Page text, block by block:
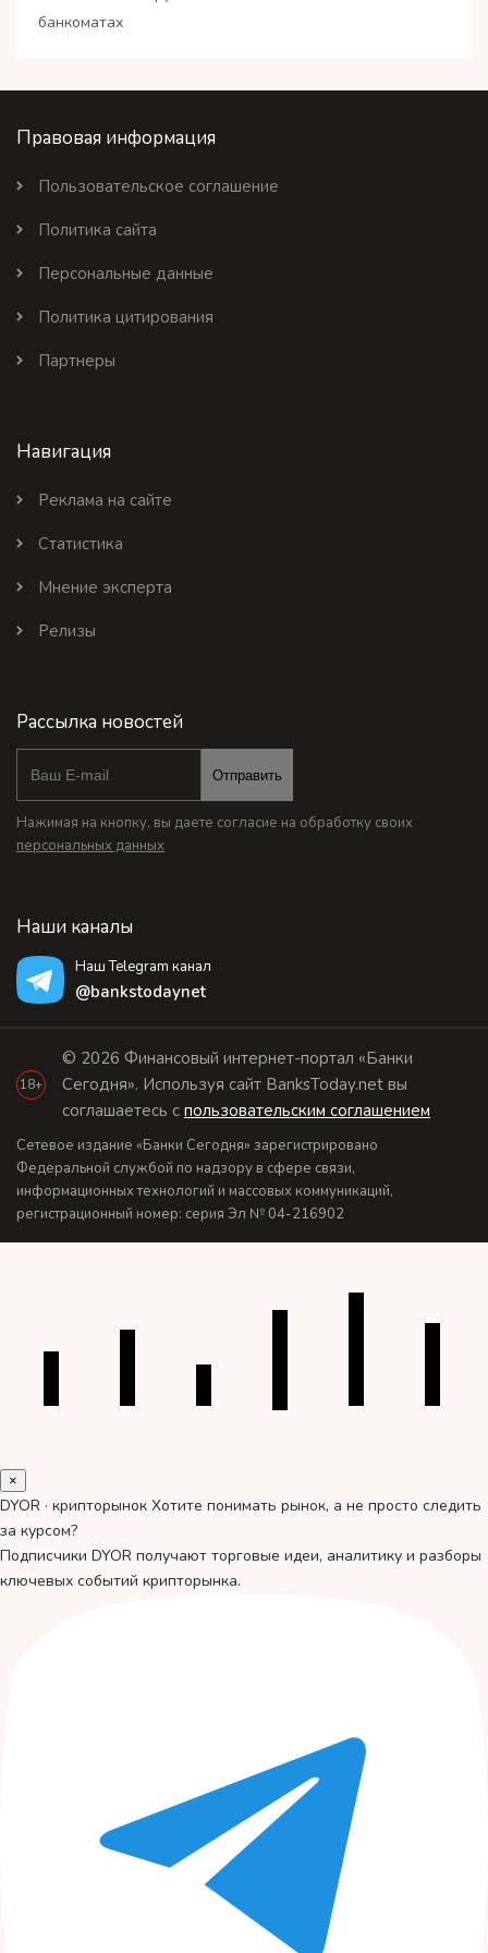
банкоматах
Правовая информация
Пользовательское соглашение
Политика сайта
Персональные данные
Политика цитирования
Партнеры
Навигация
Реклама на сайте
Статистика
Мнение эксперта
Релизы
Рассылка новостей
Отправить
Нажимая на кнопку, вы даете согласие на обработку своих
персональных данных
Наши каналы
Наш Telegram канал
@bankstodaynet
18+
© 2026 Финансовый интернет-портал «Банки
Сегодня». Используя сайт BanksToday.net вы
соглашаетесь с пользовательским соглашением
Сетевое издание «Банки Сегодня» зарегистрировано
Федеральной службой по надзору в сфере связи,
информационных технологий и массовых коммуникаций,
регистрационный номер: серия Эл № 04-216902
×
DYOR · крипторынок Хотите понимать рынок, а не просто следить
за курсом?
Подписчики DYOR получают торговые идеи, аналитику и разборы
ключевых событий крипторынка.